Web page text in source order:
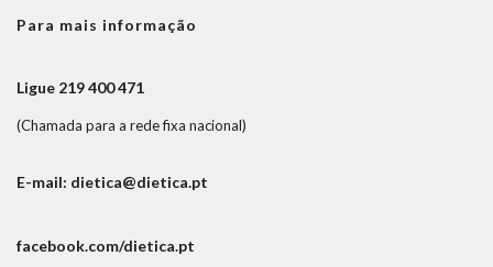
Para mais informação
Ligue 219 400 471
(Chamada para a rede fixa nacional)
E-mail: dietica@dietica.pt
facebook.com/dietica.pt